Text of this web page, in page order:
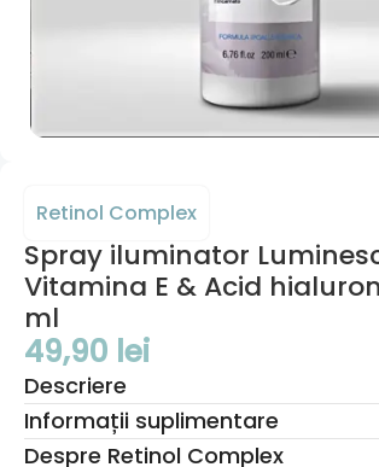
Retinol Complex
Spray iluminator
Vitamina E & Acid
ml
49,90 lei
Descriere
Informații suplimentare
Despre Retinol Complex